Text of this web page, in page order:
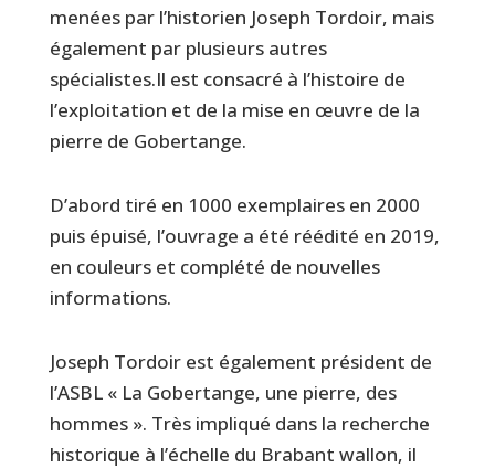
menées par l’historien Joseph Tordoir, mais
également par plusieurs autres
spécialistes.Il est consacré à l’histoire de
l’exploitation et de la mise en œuvre de la
pierre de Gobertange.
D’abord tiré en 1000 exemplaires en 2000
puis épuisé, l’ouvrage a été réédité en 2019,
en couleurs et complété de nouvelles
informations.
Joseph Tordoir est également président de
l’ASBL « La Gobertange, une pierre, des
hommes ». Très impliqué dans la recherche
historique à l’échelle du Brabant wallon, il